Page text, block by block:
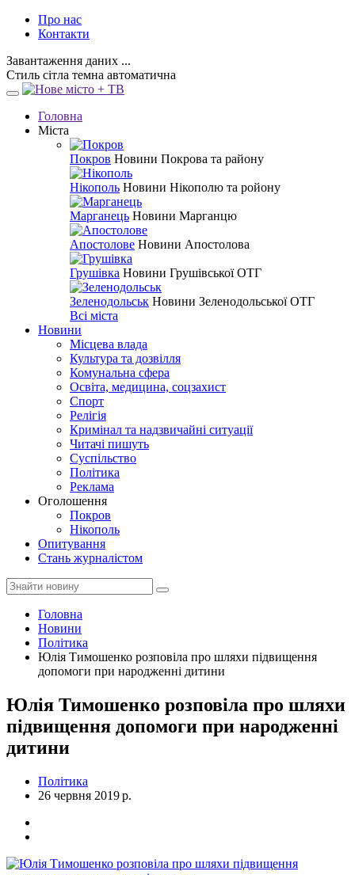
Про нас
Контакти
Завантаження даних ...
Стиль сітла темна автоматична
Головна
Міста
Покров Новини Покрова та району
Нікополь Новини Нікополю та ройону
Марганець Новини Марганцю
Апостолове Новини Апостолова
Грушівка Новини Грушівської ОТГ
Зеленодольськ Новини Зеленодольської ОТГ
Всі міста
Новини
Місцева влада
Культура та дозвілля
Комунальна сфера
Освіта, медицина, соцзахист
Спорт
Релігія
Кримінал та надзвичайні ситуації
Читачі пишуть
Суспільство
Політика
Реклама
Оголошення
Покров
Нікополь
Опитування
Стань журналістом
Головна
Новини
Політика
Юлія Тимошенко розповіла про шляхи підвищення
допомоги при народженні дитини
Юлія Тимошенко розповіла про шляхи
підвищення допомоги при народженні
дитини
Політика
26 червня 2019 р.